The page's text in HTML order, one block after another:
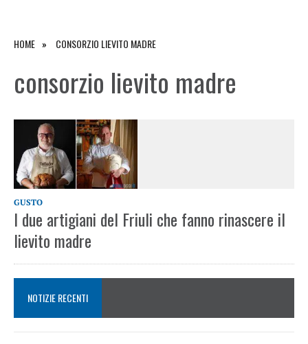
HOME CONSORZIO LIEVITO MADRE
consorzio lievito madre
GUSTO
I due artigiani del Friuli che fanno rinascere il
lievito madre
NOTIZIE RECENTI